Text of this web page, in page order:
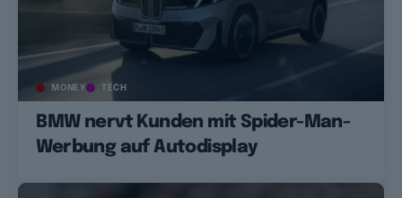
MONEY TECH
BMW nervt Kunden mit Spider-Man-
Werbung auf Autodisplay